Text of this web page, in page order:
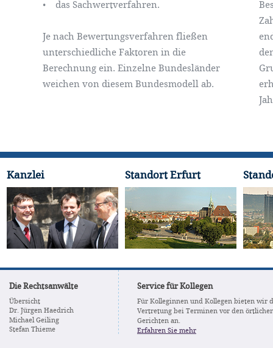
• das Sachwertverfahren.
Je nach Bewertungsverfahren fließen
unterschiedliche Faktoren in die
Berechnung ein. Einzelne Bundesländer
weichen von diesem Bundesmodell ab.
Kanzlei Standort Erfurt
Die Rechtsanwälte
Übersicht
Dr. Jürgen Haedrich
Michael Geiling
Stefan Thieme
Service für Kollegen
Für Kolleginnen und Kollegen bieten wir
Vertretung bei Terminen vor den
Gerichten an.
Erfahren Sie mehr